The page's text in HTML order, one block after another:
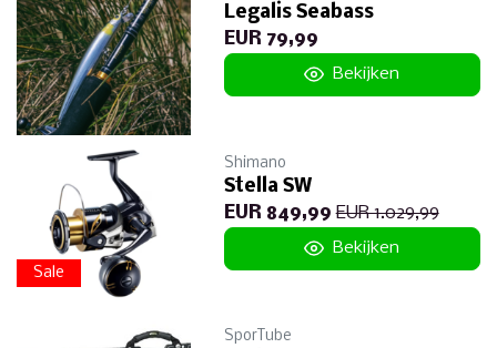
Legalis Seabass
EUR 79,99
Bekijken
Sale
Shimano
Stella SW
EUR 849,99 EUR 1.029,99
Bekijken
SporTube